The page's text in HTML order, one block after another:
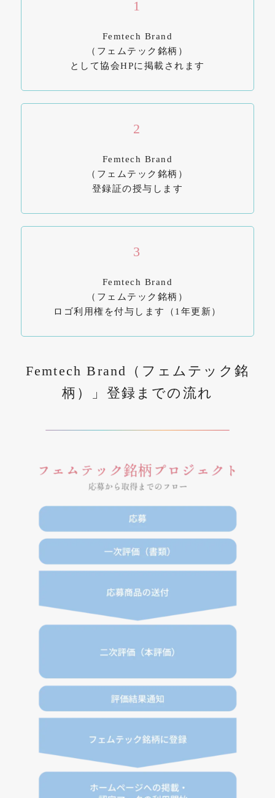
1
Femtech Brand
（フェムテック銘柄）
として協会HPに掲載されます
2
Femtech Brand
（フェムテック銘柄）
登録証の授与します
3
Femtech Brand
（フェムテック銘柄）
ロゴ利用権を付与します（1年更新）
Femtech Brand（フェムテック銘
柄）」登録までの流れ